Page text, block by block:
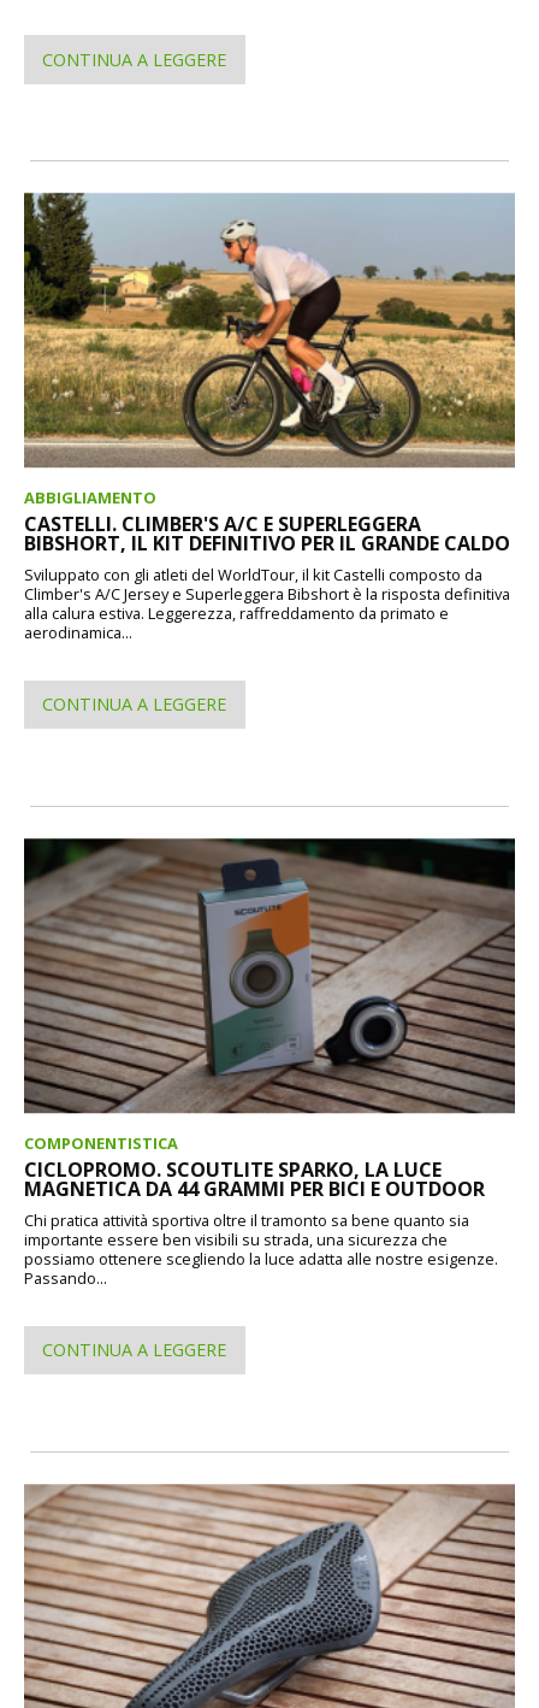
CONTINUA A LEGGERE
ABBIGLIAMENTO
CASTELLI. CLIMBER'S A/C E SUPERLEGGERA
BIBSHORT, IL KIT DEFINITIVO PER IL GRANDE CALDO
Sviluppato con gli atleti del WorldTour, il kit Castelli composto da
Climber's A/C Jersey e Superleggera Bibshort è la risposta definitiva
alla calura estiva. Leggerezza, raffreddamento da primato e
aerodinamica...
CONTINUA A LEGGERE
COMPONENTISTICA
CICLOPROMO. SCOUTLITE SPARKO, LA LUCE
MAGNETICA DA 44 GRAMMI PER BICI E OUTDOOR
Chi pratica attività sportiva oltre il tramonto sa bene quanto sia
importante essere ben visibili su strada, una sicurezza che
possiamo ottenere scegliendo la luce adatta alle nostre esigenze.
Passando...
CONTINUA A LEGGERE